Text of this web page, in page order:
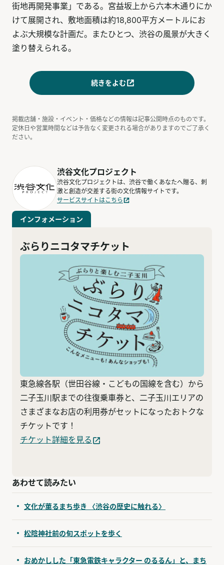
街地再開発事業」である。宮益坂上から六本木通りにか
けて展開され、敷地面積は約18,800平方メートルにお
よぶ大規模な計画だ。またひとつ、渋谷の風景が大きく
塗り替えられる。
続きをよむ
掲載店舗・施設・イベント・価格などの情報は記事公開時点のものです。
定休日や営業時間などは予告なく変更される場合がありますのでご了承く
ださい。
渋谷文化プロジェクト
渋谷文化プロジェクトは、渋谷で働くあなたへ贈る、刺
激と創造が交差する街の文化情報サイトです。
サービスサイトはこちら
インフォメーション
ぶらりニコタマチケット
東急線各駅（世田谷線・こどもの国線を含む）から
二子玉川駅までの往復乗車券と、二子玉川エリアの
さまざまなお店の利用券がセットになったおトクな
チケットです！
チケット詳細を見る
あわせて読みたい
文化が薫るまち歩き 〈渋谷の歴史に触れる〉
松陰神社前の旬スポットを歩く
おめかしした「東急電鉄キャラクター のるるん」と、まち